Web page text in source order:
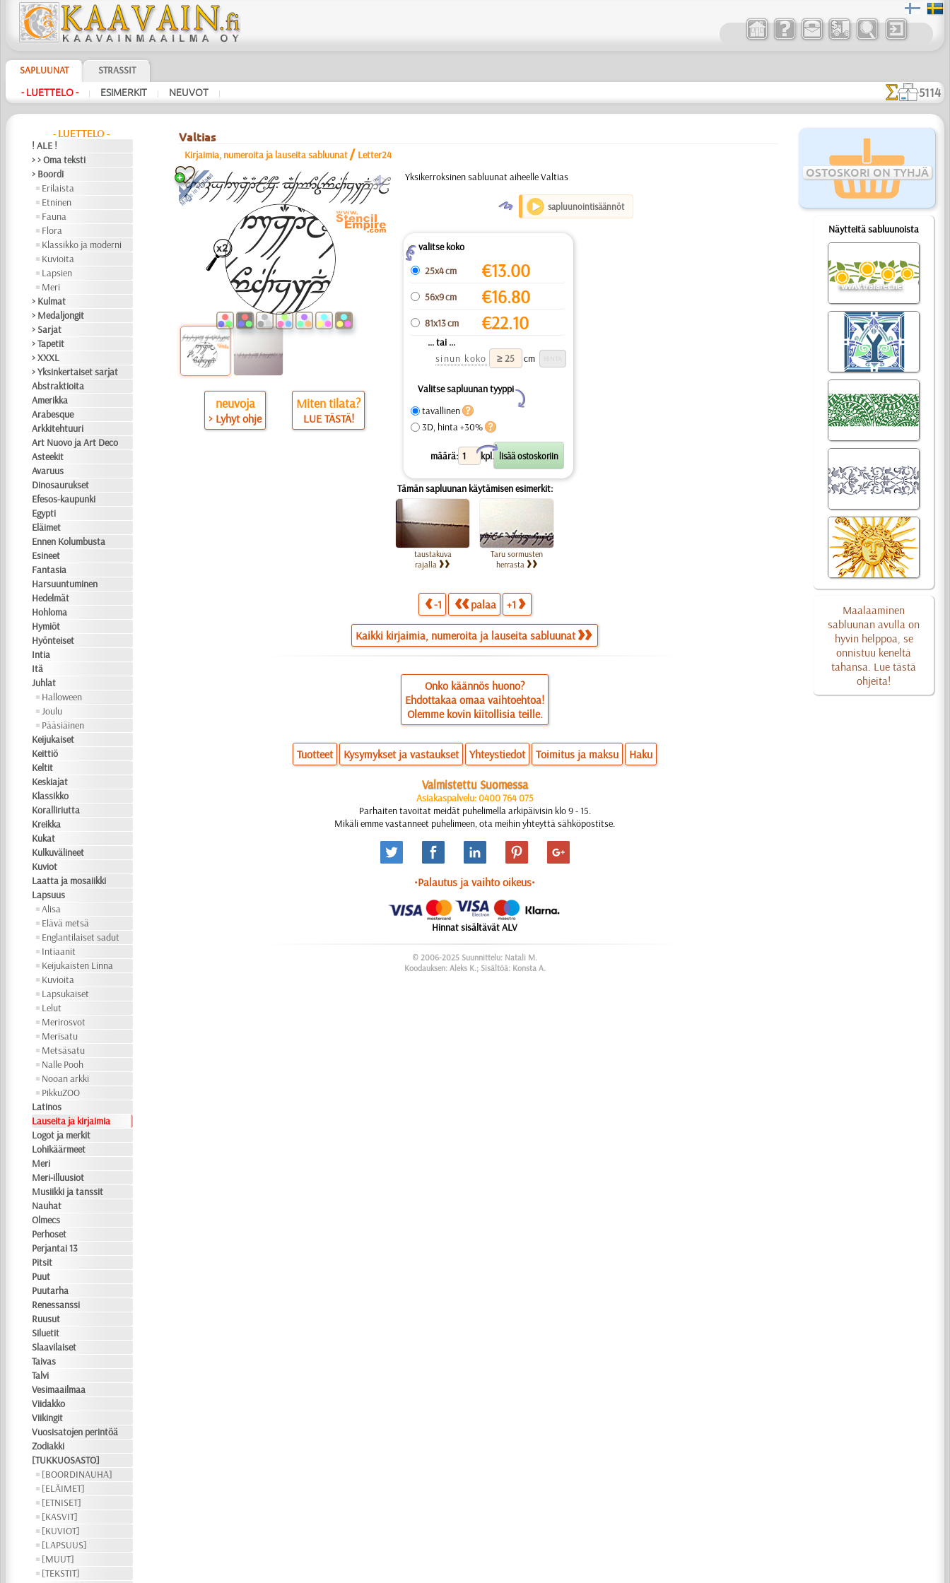
SAPLUUNAT STRASSIT
- LUETTELO - | ESIMERKIT | NEUVOT | 5114
- LUETTELO -
! ALE !
> > Oma teksti
> Boordi
Erilaista
Etninen
Fauna
Flora
Klassikko ja moderni
Kuvioita
Lapsien
Meri
> Kulmat
> Medaljongit
> Sarjat
> Tapetit
> XXXL
> Yksinkertaiset sarjat
Abstraktioita
Amerikka
Arabesque
Arkkitehtuuri
Art Nuovo ja Art Deco
Asteekit
Avaruus
Dinosaurukset
Efesos-kaupunki
Egypti
Eläimet
Ennen Kolumbusta
Esineet
Fantasia
Harsuuntuminen
Hedelmät
Hohloma
Hymiöt
Hyönteiset
Intia
Itä
Juhlat
Halloween
Joulu
Pääsiäinen
Keijukaiset
Keittiö
Keltit
Keskiajat
Klassikko
Koralliriutta
Kreikka
Kukat
Kulkuvälineet
Kuviot
Laatta ja mosaiikki
Lapsuus
Alisa
Elävä metsä
Englantilaiset sadut
Intiaanit
Keijukaisten Linna
Kuvioita
Lapsukaiset
Lelut
Merirosvot
Merisatu
Metsäsatu
Nalle Pooh
Nooan arkki
PikkuZOO
Latinos
Lauseita ja kirjaimia
Logot ja merkit
Lohikäärmeet
Meri
Meri-illuusiot
Musiikki ja tanssit
Nauhat
Olmecs
Perhoset
Perjantai 13
Pitsit
Puut
Puutarha
Renessanssi
Ruusut
Siluetit
Slaavilaiset
Taivas
Talvi
Vesimaailmaa
Viidakko
Viikingit
Vuosisatojen perintöä
Zodiakki
[TUKKUOSASTO]
[BOORDINAUHA]
[ELÄIMET]
[ETNISET]
[KASVIT]
[KUVIOT]
[LAPSUUS]
[MUUT]
[TEKSTIT]
OSTOSKORI ON TYHJÄ
Näytteitä sabluunoista
Maalaaminen
sabluunan avulla on
hyvin helppoa, se
onnistuu keneltä
tahansa. Lue tästä
ohjeita!
Valtias
Kirjaimia, numeroita ja lauseita sabluunat / Letter24
a
neuvoja
> Lyhyt ohje
Miten tilata?
LUE TÄSTÄ!
Yksikerroksinen sabluunat aiheelle Valtias
O sapluunointisäännöt
Zvalitse koko
25x4 cm
€13.00
56x9 cm €16.80
81x13 cm €22.10
... tai ...
sinun koko
cm
Valitse sapluunan tyyppi
Y
tavallinen
3D, hinta +30%
määrä: kpl.
X
Tämän sapluunan käytämisen esimerkit:
taustakuva
rajalla
Taru sormusten
herrasta
-1 palaa +1
Kaikki kirjaimia, numeroita ja lauseita sabluunat
Onko käännös huono?
Ehdottakaa omaa vaihtoehtoa!
Olemme kovin kiitollisia teille.
Tuotteet Kysymykset ja vastaukset Yhteystiedot Toimitus ja maksu Haku
Valmistettu Suomessa
Asiakaspalvelu: 0400 764 075
Parhaiten tavoitat meidät puhelimella arkipäivisin klo 9 - 15.
Mikäli emme vastanneet puhelimeen, ota meihin yhteyttä sähköpostitse.
•Palautus ja vaihto oikeus•
Hinnat sisältävät ALV
© 2006-2025 Suunnittelu: Natali M.
Koodauksen: Aleks K.; Sisältöä: Konsta A.